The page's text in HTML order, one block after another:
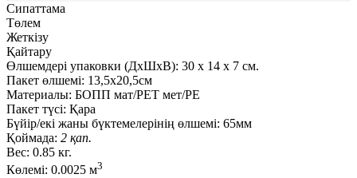
Сипаттама
Төлем
Жеткізу
Қайтару
Өлшемдері упаковки (ДxШxВ): 30 x 14 x 7 см.
Пакет өлшемі: 13,5х20,5см
Материалы: БОПП мат/РЕТ мет/РЕ
Пакет түсі: Қара
Бүйір/екі жаны бүктемелерінің өлшемі: 65мм
Қоймада: 2 қап.
Вес: 0.85 кг.
Көлемі: 0.0025 м3